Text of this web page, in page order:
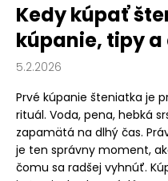
Kedy kúpať
kúpanie, tipy
5.2.2026
Prvé kúpanie šteniatka je
rituál. Voda, pena, hebká
zapamätá na dlhý čas.
je ten správny moment,
čomu sa radšej vyhnúť.